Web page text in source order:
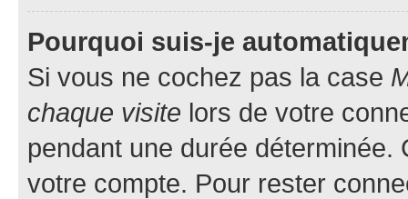
Pourquoi suis-je
Si vous ne cochez pas la case
chaque visite lors de votre
pendant une durée déterminée.
votre compte. Pour rester